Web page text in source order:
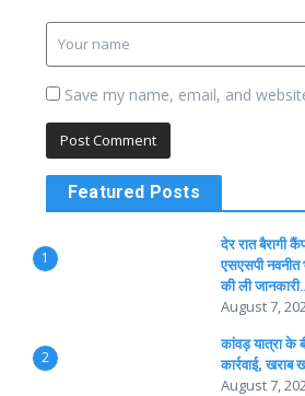
Save my name, email, and
Featured Posts
1
देर रात बैरागी
एसएसपी
की ली
August 7,
2
कांवड़ यात्रा के
कार्रवाई, खराब
August 7,